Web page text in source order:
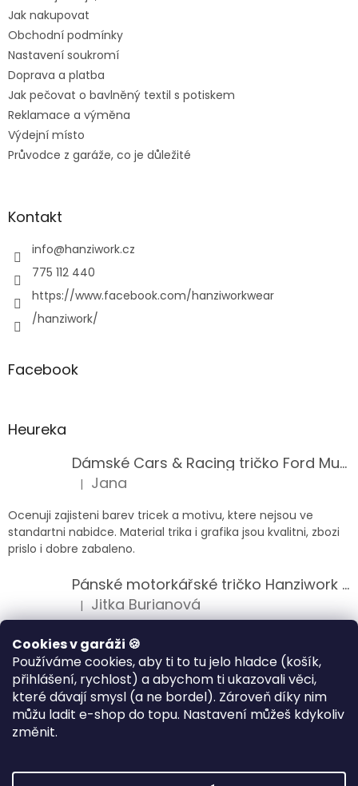
Cookies v garáži 🍪
Používáme cookies, aby ti to tu jelo hladce (košík,
přihlášení, rychlost) a abychom ti ukazovali věci,
které dávají smysl (a ne bordel). Zároveň díky nim
můžu ladit e-shop do topu. Nastavení můžeš kdykoliv
změnit.
Jak nakupovat
Obchodní podmínky
Nastavení soukromí
Doprava a platba
Jak pečovat o bavlněný textil s potiskem
Reklamace a výměna
Výdejní místo
Průvodce z garáže, co je důležité
Kontakt
info@hanziwork.cz
775 112 440
https://www.facebook.com/hanziworkwear
/hanziwork/
Facebook
Heureka
Dámské Cars & Racing tričko Ford Mustang 5. generace
Hodnocení produktu je 5 z 5 hvězdiček.
| Jana
Ocenuji zajisteni barev tricek a motivu, ktere nejsou ve
standartni nabidce. Material trika i grafika jsou kvalitni, zbozi
prislo i dobre zabaleno.
Pánské motorkářské tričko Hanziwork Custom Bobber
Hodnocení produktu je 5 z 5 hvězdiček.
| Jitka Burianová
Splnil očekávání na jedničku
Hodnocení produktu je 5 z 5 hvězdiček.
| Klára Musilová
Jsem velice spokojena, velmi kvalitni zbozi.
Vytvořil Shoptet